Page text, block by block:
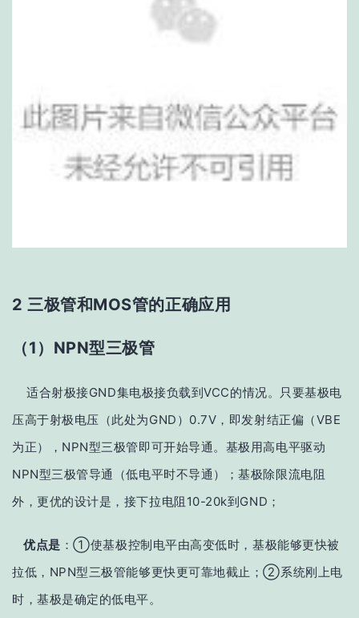
2 三极管和MOS管的正确应用
（1）NPN型三极管
适合射极接GND集电极接负载到VCC的情况。 只要基极电
压高于射极电压（此处为GND ）0.7V，即发射结正偏（VBE
为正），NPN型三极管即可开始导通。 基极用高电平驱动
NPN型三极管导通（低电平时不导通）；基极除限流电阻
外，更优的设计是，接下拉电阻10-20k到GND；
优点是 ：①使基极控制电平由高变低时，基极能够更快被
拉低，NPN型三极管能够更快更可靠地截止；②系统刚上电
时，基极是确定的低电平。